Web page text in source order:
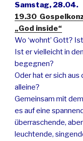
Samstag, 28.04.
19.30
„God inside“
Wo ‘wohnt’ Gott?
Ist er vielleicht in
begegnen?
Oder hat er sich
alleine?
Gemeinsam mit
es auf eine
überraschende,
leuchtende,